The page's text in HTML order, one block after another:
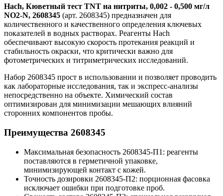
Hach, Кюветный тест TNT на нитриты, 0,002 - 0,500 мг/л
NO2-N, 2608345 (арт. 2608345) предназначен для
количественного и качественного определения ключевых
показателей в водных растворах. Реагенты Hach
обеспечивают высокую скорость протекания реакций и
стабильность окраски, что критически важно для
фотометрических и титриметрических исследований.
Набор 2608345 прост в использовании и позволяет проводить
как лабораторные исследования, так и экспресс-анализы
непосредственно на объекте. Химический состав
оптимизирован для минимизации мешающих влияний
сторонних компонентов пробы.
Преимущества 2608345
Максимальная безопасность 2608345-П1: реагенты
поставляются в герметичной упаковке,
минимизирующей контакт с кожей.
Точность дозировки 2608345-П2: порционная фасовка
исключает ошибки при подготовке проб.